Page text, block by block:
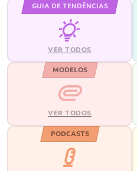
GUIA DE TENDÊNCIAS
VER TODOS
MODELOS
VER TODOS
PODCASTS